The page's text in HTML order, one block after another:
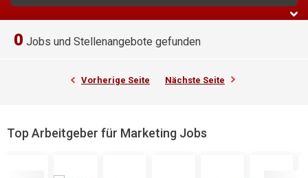
0 Jobs und Stellenangebote gefunden
Vorherige Seite Nächste Seite
Top Arbeitgeber für Marketing Jobs